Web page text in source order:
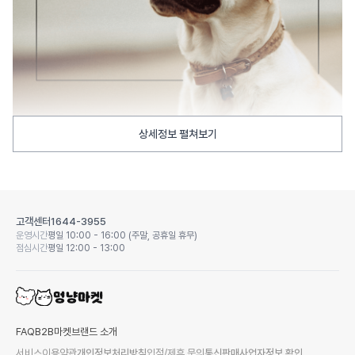
상세정보 펼쳐보기
고객센터1644-3955
운영시간평일 10:00 - 16:00 (주말, 공휴일 휴무)
점심시간평일 12:00 - 13:00
FAQB2B마켓 브랜드 소개
서비스이용약관개인정보처리방침입점/제휴 문의통신판매사업자정보 확인